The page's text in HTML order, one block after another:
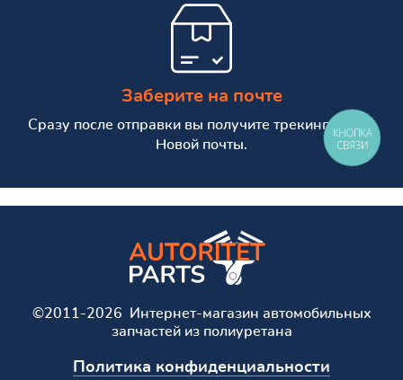
Заберите на почте
Сразу после отправки вы получите трекинг номер
Новой почты.
©2011-2026 Интернет-магазин автомобильных
запчастей из полиуретана
Политика конфиденциальности
КНОПКА
СВЯЗИ